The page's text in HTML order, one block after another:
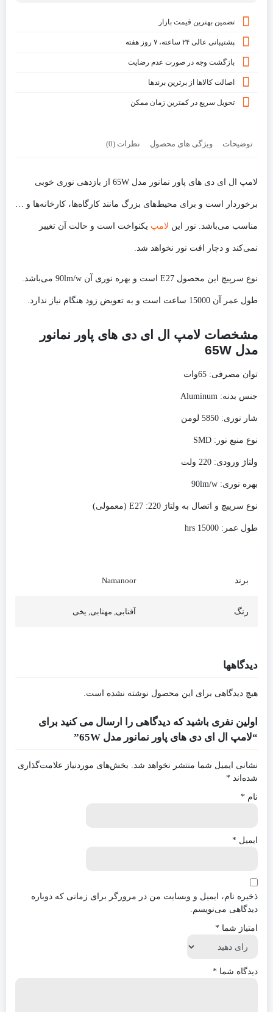
تضمین بهترین قیمت بازار
پشتیبانی عالی ۲۴ ساعته، ۷ روز هفته
بازگشت وجه در صورت عدم رضایت
اصالت کالاها از برترین برندها
تحویل سریع در کمترین زمان ممکن
توضیحات ویژگی های محصول نظرات (0)
لامپ ال ای دی های پاور نمانور مدل 65W از بازدهی نوری خوبی
برخوردار است و برای محیط‌های بزرگ مانند کارگاه‌ها، کارخانه‌ها و …
مناسب می‌باشد. نور این لامپ یکنواخت است و حالت آن تغییر
نمی‌کند و دچار افت نور نخواهد شد.
نوع سرپیچ این محصول E27 است و بهره نوری آن 90lm/w می‌باشد.
طول عمر آن 15000 ساعت است و به تعویض زود هنگام نیاز ندارد.
مشخصات لامپ ال ای دی های پاور نمانور
مدل 65W
توان مصرفی:
جنس بدنه:
شار نوری:
نوع منبع نور:
ولتاژ ورودی:
بهره نوری:
نوع سرپیچ و اتصال به ولتاژ 220:
طول عمر:
برند Namanoor
رنگ آفتابی, مهتابی, یخی
دیدگاهها
هیچ دیدگاهی برای این محصول نوشته نشده است.
اولین نفری باشید که دیدگاهی را ارسال می کنید برای
“لامپ ال ای دی های پاور نمانور مدل 65W”
نشانی ایمیل شما منتشر نخواهد شد. بخش‌های موردنیاز علامت‌گذاری
شده‌اند *
نام *
ایمیل *
ذخیره نام، ایمیل و وبسایت من در مرورگر برای زمانی که دوباره
دیدگاهی می‌نویسم.
امتیاز شما *
دیدگاه شما *